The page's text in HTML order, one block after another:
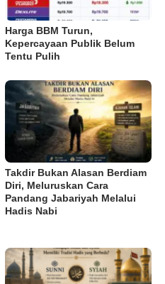
Harga BBM Turun,
Kepercayaan Publik Belum
Tentu Pulih
Takdir Bukan Alasan Berdiam
Diri, Meluruskan Cara
Pandang Jabariyah Melalui
Hadis Nabi